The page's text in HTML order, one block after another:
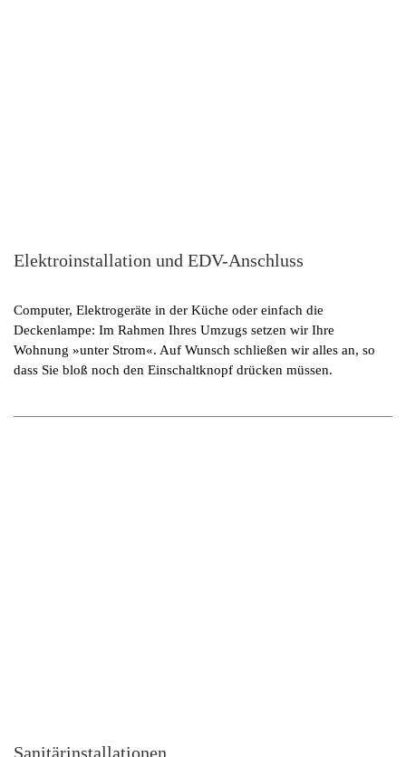
Elektroinstallation und EDV-Anschluss
Computer, Elektrogeräte in der Küche oder einfach die
Deckenlampe: Im Rahmen Ihres Umzugs setzen wir Ihre
Wohnung »unter Strom«. Auf Wunsch schließen wir alles an, so
dass Sie bloß noch den Einschaltknopf drücken müssen.
Sanitärinstallationen